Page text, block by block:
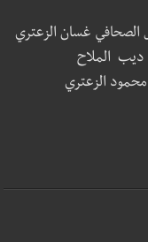
الصحافي غسان الزعتري
ديب الملاح
محمود الزعتري